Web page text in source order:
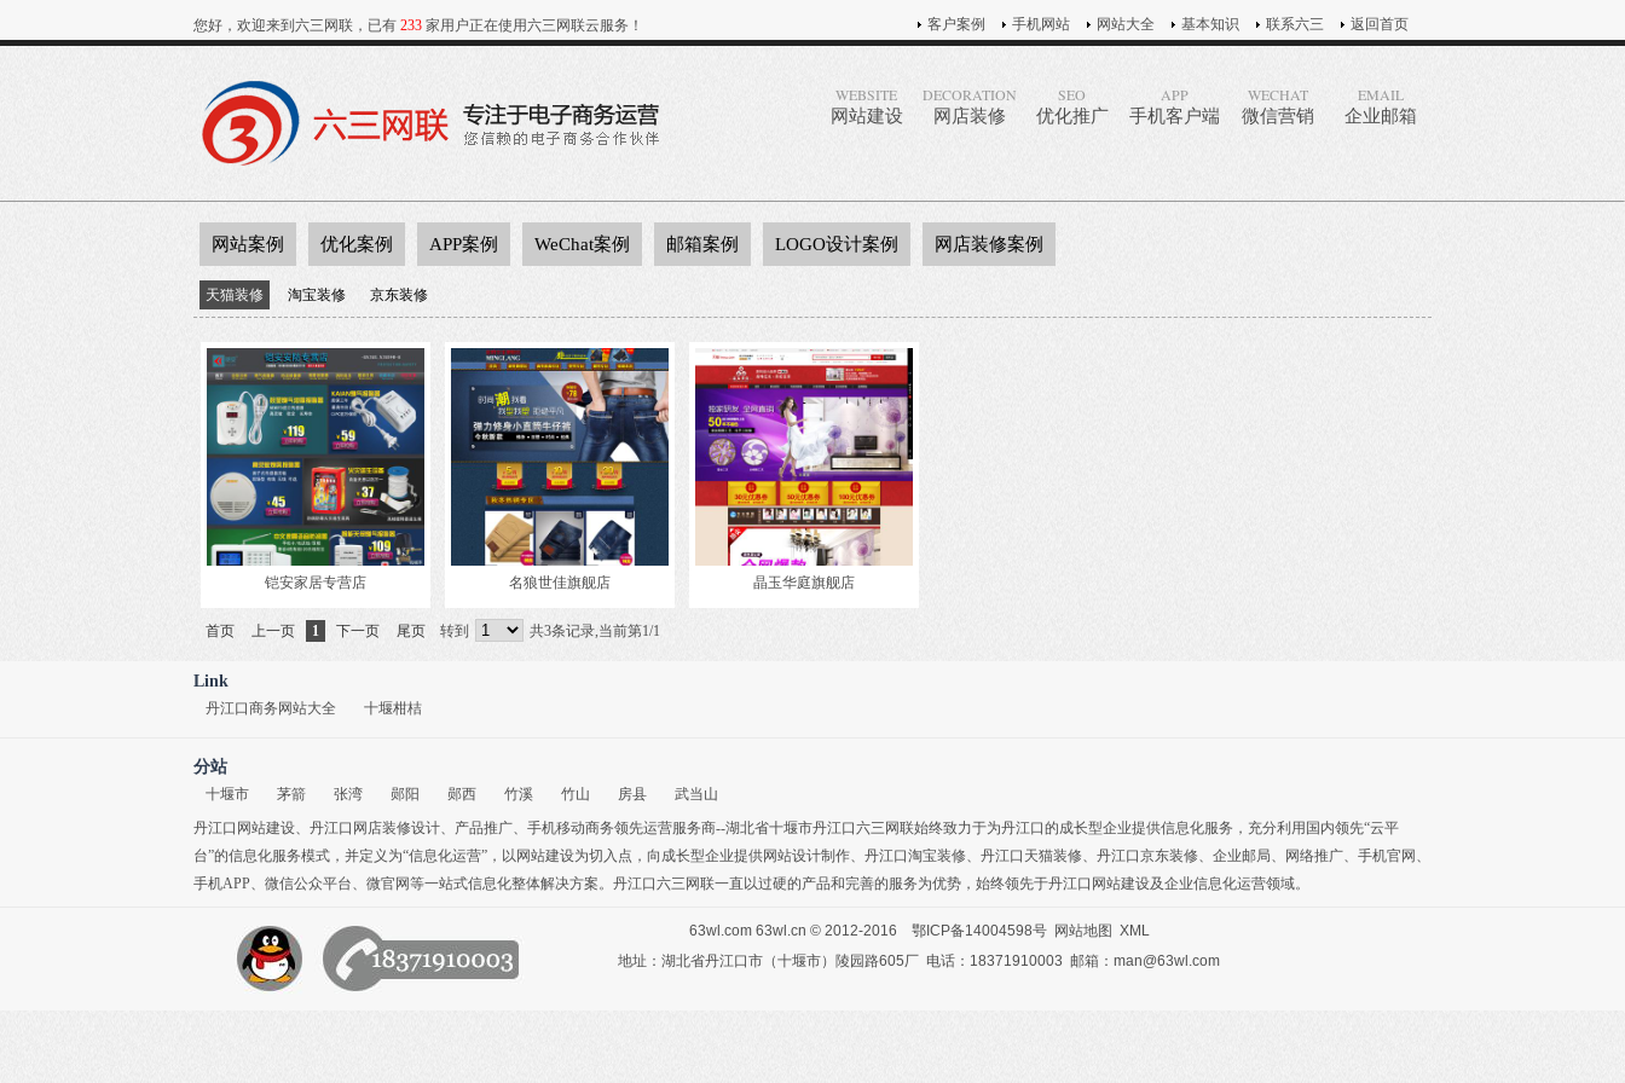
您好，欢迎来到六三网联，已有 233 家用户正在使用六三网联云服务！ 客户案例 手机网站 网站大全 基本知识 联系六三 返回首页
WEBSITE
网站建设
DECORATION
网店装修
SEO
优化推广
APP
手机客户端
WECHAT
微信营销
EMAIL
企业邮箱
网站案例 优化案例 APP案例 WeChat案例 邮箱案例 LOGO设计案例 网店装修案例
天猫装修 淘宝装修 京东装修
铠安家居专营店 名狼世佳旗舰店 晶玉华庭旗舰店
首页 上一页 1 下一页 尾页 转到 共3条记录,当前第1/1
Link
丹江口商务网站大全 十堰柑桔
分站
十堰市 茅箭 张湾 郧阳 郧西 竹溪 竹山 房县
武当山
丹江口网站建设、 丹江口网店装修设计、 产品推广、 手机移动商务领先运营服务商--湖北省十堰市丹江口六三网联始终致力于为丹江口的成长型企业提供信息化服务，充分利用国内领先“云平
台”的信息化服务模式，并定义为“信息化运营”，以网站建设为切入点，向成长型企业提供网站设计制作、 丹江口淘宝装修、 丹江口天猫装修、 丹江口京东装修、 企业邮局、 网络推广、 手机官网 、
手机APP、 微信公众平台、 微官网等一站式信息化整体解决方案。丹江口六三网联一直以过硬的产品和完善的服务为优势，始终领先于丹江口网站建设及企业信息化运营领域。
63wl.com 63wl.cn © 2012-2016 鄂ICP备14004598号 网站地图 XML
地址：湖北省丹江口市（十堰市）陵园路605厂 电话：18371910003 邮箱：man@63wl.com